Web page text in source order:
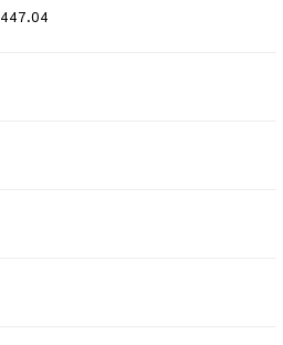
447.04*493.3*88.9 میلیمتر